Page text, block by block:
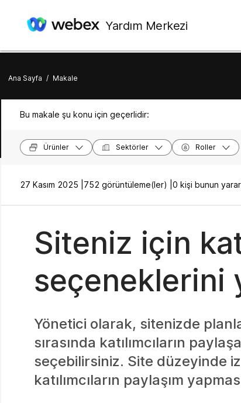
Yardım Merkezi
Ana Sayfa / Makale
Bu makale şu konu için geçerlidir:
Ürünler Sektörler Roller
27 Kasım 2025 | 752 görüntüleme(ler) | 0 kişi bunun
Siteniz için
seçeneklerini
Yönetici olarak, sitenizde
sırasında katılımcıların
seçebilirsiniz. Site düzeyinde
katılımcıların paylaşım